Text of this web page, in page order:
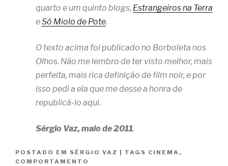
quarto e um quinto blogs, Estrangeiros na Terra
eSó Miolo de Pote.
O texto acima foi publicado no Borboleta nos
Olhos. Não me lembro de ter visto melhor, mais
perfeita, mais rica definição de film noir, e por
isso pedi a ela que me desse a honra de
republicá-lo aqui.
Sérgio Vaz, maio de 2011.
POSTADO EM SÉRGIO VAZ TAGS CINEMA ,
COMPORTAMENTO